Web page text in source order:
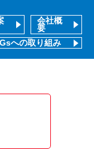
会社概
要
への取り組み